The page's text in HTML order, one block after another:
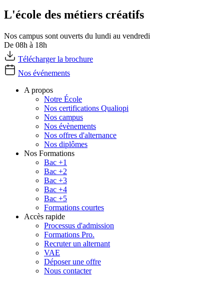
L'école des métiers créatifs
Nos campus sont ouverts du lundi au vendredi
De 08h à 18h
Télécharger la brochure
Nos événements
A propos
Notre École
Nos certifications Qualiopi
Nos campus
Nos évènements
Nos offres d'alternance
Nos diplômes
Nos Formations
Bac +1
Bac +2
Bac +3
Bac +4
Bac +5
Formations courtes
Accès rapide
Processus d'admission
Formations Pro.
Recruter un alternant
VAE
Déposer une offre
Nous contacter